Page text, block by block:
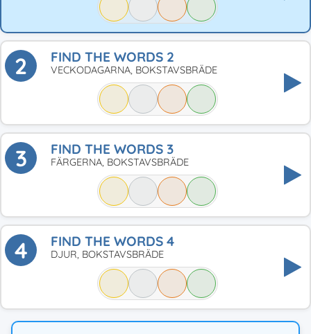
2 FIND THE WORDS 2
VECKODAGARNA, BOKSTAVSBRÄDE
3 FIND THE WORDS 3
FÄRGERNA, BOKSTAVSBRÄDE
4 FIND THE WORDS 4
DJUR, BOKSTAVSBRÄDE